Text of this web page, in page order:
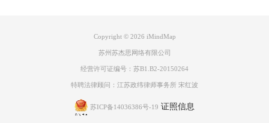
如果你已经用尽了所有的可能性，反思你的发现，并用它们来为你的问题
产生新的和富有想象力的想法。问自己：
这个人会有什么样的想法和方法？
他们的方法能在我的情况下工作吗？
Copyright © 2026 iMindMap
苏州苏杰思网络有限公司
经营许可证编号：苏B1.B2-20150264
特聘法律顾问：江苏政纬律师事务所 宋红波
苏ICP备14036386号-19 证照信息